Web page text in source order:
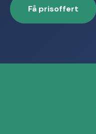
Få prisoffert